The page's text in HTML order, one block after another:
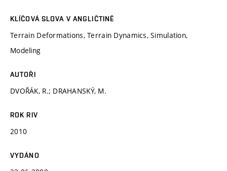
KLÍČOVÁ SLOVA V ANGLIČTINĚ
Terrain Deformations, Terrain Dynamics, Simulation,
Modeling
AUTOŘI
DVOŘÁK, R.; DRAHANSKÝ, M.
ROK RIV
2010
VYDÁNO